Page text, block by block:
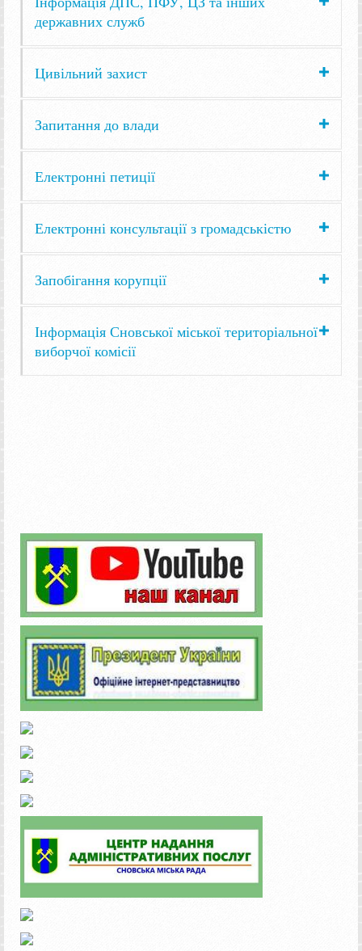
державних служб
Цивільний захист
Запитання до влади
Електронні петиції
Електронні консультації з громадськістю
Запобігання корупції
Інформація Сновської міської територіальної
виборчої комісії